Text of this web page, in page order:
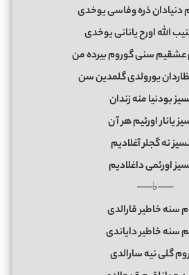
دنیادان ذره وفاسی یوخدی
الله اورح یانانی یوخدی
عشقیم سنی گوروم بیرده من
یورولدی گلمدین سن
بودنیا منه زندان
یانار اورئیم هر آن
نه گجلر آغلادیم
اورئمی داغلادیم
──♭──
سنه خاطیر قارالدی
سنه خاطیر دایاندی
گلی نیه سارالدی